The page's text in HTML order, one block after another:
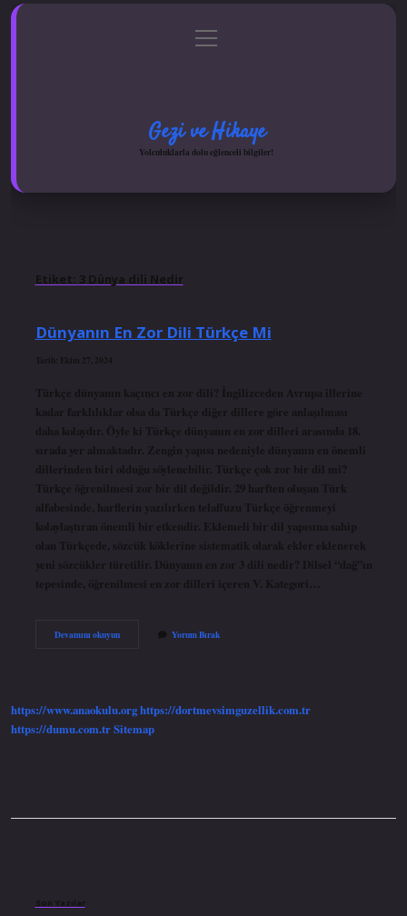
Gizlilik Politikası
menüyü
aç
Gezi ve Hikaye
Yolculuklarla dolu eğlenceli bilgiler!
Etiket: 3 Dünya dili Nedir
Dünyanın En Zor Dili Türkçe Mi
Tarih: Ekim 27, 2024
Türkçe dünyanın kaçıncı en zor dili? İngilizceden Avrupa illerine
kadar farklılıklar olsa da Türkçe diğer dillere göre anlaşılması
daha kolaydır. Öyle ki Türkçe dünyanın en zor dilleri arasında 18.
sırada yer almaktadır. Zengin yapısı nedeniyle dünyanın en önemli
dillerinden biri olduğu söylenebilir. Türkçe çok zor bir dil mi?
Türkçe öğrenilmesi zor bir dil değildir. 29 harften oluşan Türk
alfabesinde, harflerin yazılırken telaffuzu Türkçe öğrenmeyi
kolaylaştıran önemli bir etkendir. Eklemeli bir dil yapısına sahip
olan Türkçede, sözcük köklerine sistematik olarak ekler eklenerek
yeni sözcükler türetilir. Dünyanın en zor 3 dili nedir? Dilsel “dağ”ın
tepesinde, öğrenilmesi en zor dilleri içeren V. Kategori…
Devamını okuyunDünyanın
Yorum Bırak
https://www.anaokulu.orghttps://dortmevsimguzellik.com.tr
https://dumu.com.trSitemap
Son Yazılar